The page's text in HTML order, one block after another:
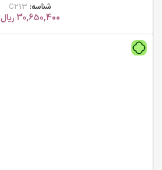
شناسه: C213
30,650,400 ریال